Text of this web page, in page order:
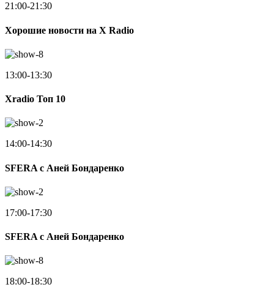
21:00-21:30
Хорошие новости на X Radio
13:00-13:30
Xradio Топ 10
14:00-14:30
SFERA с Аней Бондаренко
17:00-17:30
SFERA с Аней Бондаренко
18:00-18:30